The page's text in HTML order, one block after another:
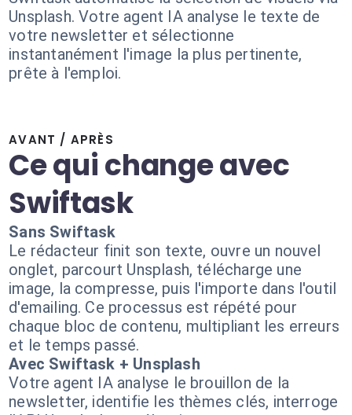
Unsplash. Votre agent IA analyse le texte de
votre newsletter et sélectionne
instantanément l'image la plus pertinente,
prête à l'emploi.
AVANT / APRÈS
Ce qui change avec
Swiftask
Sans Swiftask
Le rédacteur finit son texte, ouvre un nouvel
onglet, parcourt Unsplash, télécharge une
image, la compresse, puis l'importe dans l'outil
d'emailing. Ce processus est répété pour
chaque bloc de contenu, multipliant les erreurs
et le temps passé.
Avec Swiftask + Unsplash
Votre agent IA analyse le brouillon de la
newsletter, identifie les thèmes clés, interroge